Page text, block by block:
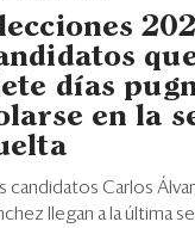
días
en la
candidatos Carlos
llegan a la última